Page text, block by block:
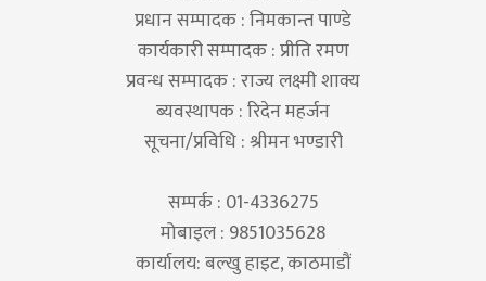
प्रधान सम्पादक : निमकान्त पाण्डे
कार्यकारी सम्पादक : प्रीति रमण
प्रवन्ध सम्पादक : राज्य लक्ष्मी शाक्य
ब्यवस्थापक : रिदेन महर्जन
सूचना/प्रविधि : श्रीमन भण्डारी
सम्पर्क : 01-4336275
मोबाइल : 9851035628
कार्यालय: बल्खु हाइट, काठमाडौं